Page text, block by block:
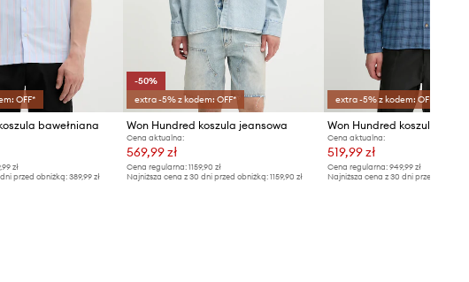
OFF*
bawełniana
zł
przed obniżką: 389,99 zł
-50%
extra -5% z kodem: OFF*
Won Hundred koszula jeansowa
Cena aktualna:
569,99 zł
Cena regularna:1159,90 zł
Najniższa cena z 30 dni przed obniżką:1159,90 zł
extra -5% z kodem: OFF*
Won Hundred koszula
Cena aktualna:
519,99 zł
Cena regularna: 949,99 zł
Najniższa cena z 30 dni przed obniżką: